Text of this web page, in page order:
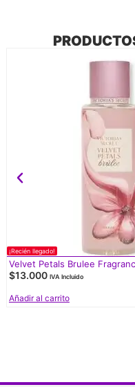
¡Recién llegado!
Velvet Petals Brulee
$13.000 IVA Incluido
Añadir al carrito